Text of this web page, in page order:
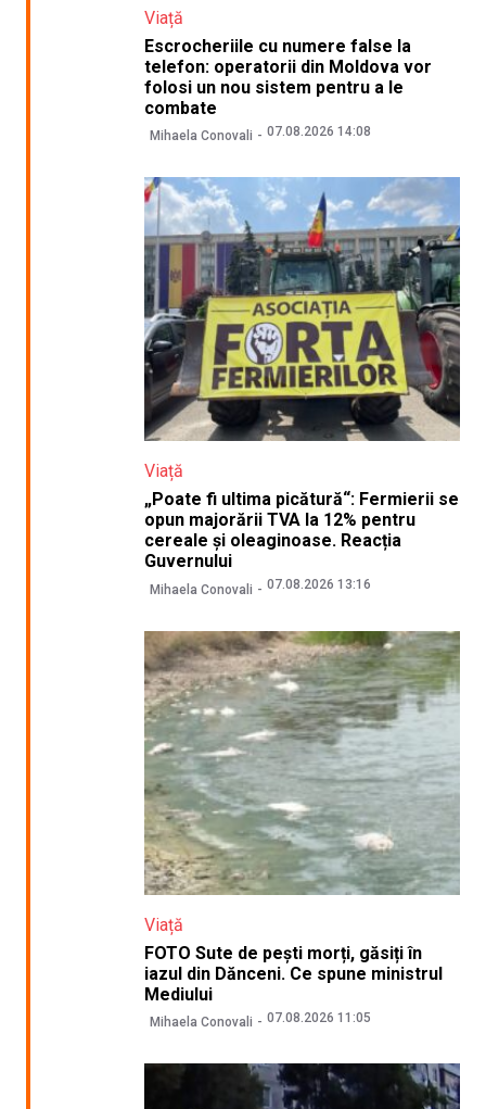
Viață
Escrocheriile cu numere false la
telefon: operatorii din Moldova vor
folosi un nou sistem pentru a le
combate
Mihaela Conovali 07.08.2026 14:08
Viață
„Poate fi ultima picătură“: Fermierii se
opun majorării TVA la 12% pentru
cereale și oleaginoase. Reacția
Guvernului
Mihaela Conovali 07.08.2026 13:16
Viață
FOTO Sute de pești morți, găsiți în
iazul din Dănceni. Ce spune ministrul
Mediului
Mihaela Conovali 07.08.2026 11:05